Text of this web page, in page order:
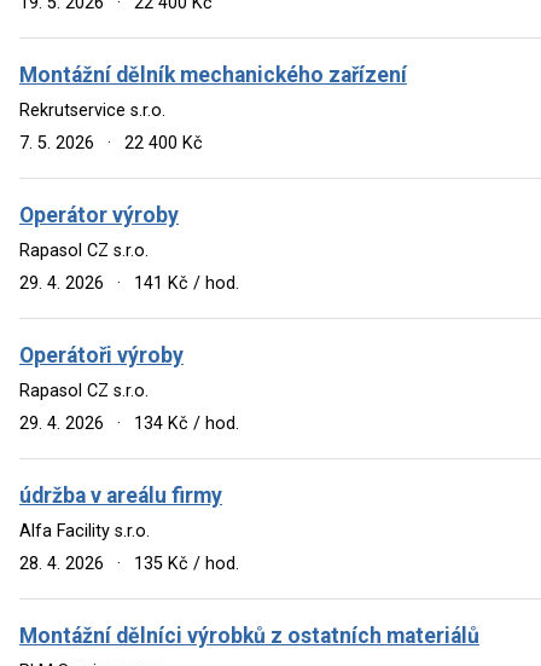
Montážní dělník mechanického zařízení
Rekrutservice s.r.o.
7. 5. 2026
· 22 400 Kč
Operátor výroby
Rapasol CZ s.r.o.
29. 4. 2026
· 141 Kč / hod.
Operátoři výroby
Rapasol CZ s.r.o.
29. 4. 2026
· 134 Kč / hod.
údržba v areálu firmy
Alfa Facility s.r.o.
28. 4. 2026
· 135 Kč / hod.
Montážní dělníci výrobků z ostatních materiálů